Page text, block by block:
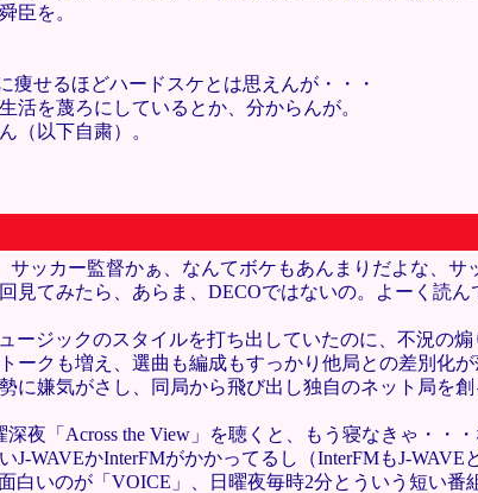
臣を。
せるほどハードスケとは思えんが・・・
活を蔑ろにしているとか、分からんが。
（以下自粛）。
ッカー監督かぁ、なんてボケもあんまりだよな、
見てみたら、あらま、DECOではないの。よーく読
ージックのスタイルを打ち出していたのに、不況の
ークも増え、選曲も編成もすっかり他局との差別化
に嫌気がさし、同局から飛び出し独自のネット局を
夜「Across the View」を聴くと、もう寝なきゃ・・
WAVEかInterFMがかかってるし（InterFMもJ-WAVE
白いのが「VOICE」、日曜夜毎時2分とういう短い番